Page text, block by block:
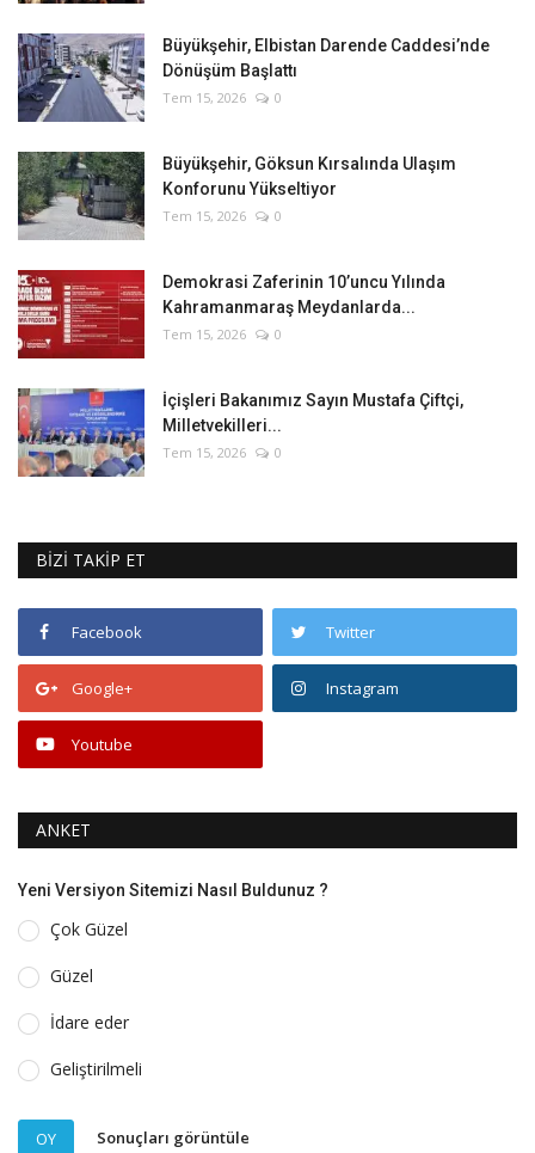
Büyükşehir, Elbistan Darende Caddesi’nde
Dönüşüm Başlattı
Tem 15, 2026 0
Büyükşehir, Göksun Kırsalında Ulaşım
Konforunu Yükseltiyor
Tem 15, 2026 0
Demokrasi Zaferinin 10’uncu Yılında
Kahramanmaraş Meydanlarda...
Tem 15, 2026 0
İçişleri Bakanımız Sayın Mustafa Çiftçi,
Milletvekilleri...
Tem 15, 2026 0
BİZİ TAKİP ET
Facebook Twitter
Google+ Instagram
Youtube
ANKET
Yeni Versiyon Sitemizi Nasıl Buldunuz ?
Çok Güzel
Güzel
İdare eder
Geliştirilmeli
OY Sonuçları görüntüle